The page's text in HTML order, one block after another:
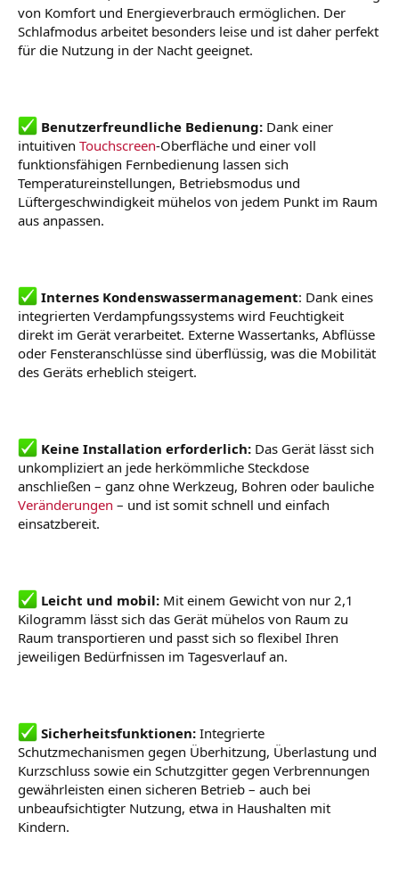
von Komfort und Energieverbrauch ermöglichen. Der
Schlafmodus arbeitet besonders leise und ist daher perfekt
für die Nutzung in der Nacht geeignet.
Benutzerfreundliche Bedienung: Dank einer
intuitiven Touchscreen-Oberfläche und einer voll
funktionsfähigen Fernbedienung lassen sich
Temperatureinstellungen, Betriebsmodus und
Lüftergeschwindigkeit mühelos von jedem Punkt im Raum
aus anpassen.
Internes Kondenswassermanagement: Dank eines
integrierten Verdampfungssystems wird Feuchtigkeit
direkt im Gerät verarbeitet. Externe Wassertanks, Abflüsse
oder Fensteranschlüsse sind überflüssig, was die Mobilität
des Geräts erheblich steigert.
Keine Installation erforderlich: Das Gerät lässt sich
unkompliziert an jede herkömmliche Steckdose
anschließen – ganz ohne Werkzeug, Bohren oder bauliche
Veränderungen – und ist somit schnell und einfach
einsatzbereit.
Leicht und mobil: Mit einem Gewicht von nur 2,1
Kilogramm lässt sich das Gerät mühelos von Raum zu
Raum transportieren und passt sich so flexibel Ihren
jeweiligen Bedürfnissen im Tagesverlauf an.
Sicherheitsfunktionen: Integrierte
Schutzmechanismen gegen Überhitzung, Überlastung und
Kurzschluss sowie ein Schutzgitter gegen Verbrennungen
gewährleisten einen sicheren Betrieb – auch bei
unbeaufsichtigter Nutzung, etwa in Haushalten mit
Kindern.